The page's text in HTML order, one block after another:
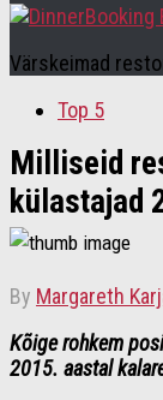
Värskeimad
Top 5
Milliseid
külastajad
by Margareth
Kõige rohkem
2015. aastal